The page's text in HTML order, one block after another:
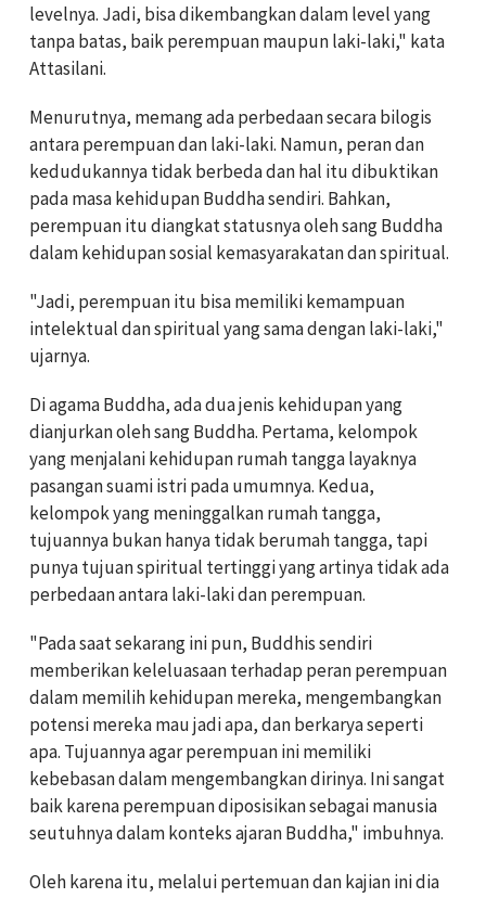
levelnya. Jadi, bisa dikembangkan dalam level yang
tanpa batas, baik perempuan maupun laki-laki," kata
Attasilani.
Menurutnya, memang ada perbedaan secara bilogis
antara perempuan dan laki-laki. Namun, peran dan
kedudukannya tidak berbeda dan hal itu dibuktikan
pada masa kehidupan Buddha sendiri. Bahkan,
perempuan itu diangkat statusnya oleh sang Buddha
dalam kehidupan sosial kemasyarakatan dan spiritual.
"Jadi, perempuan itu bisa memiliki kemampuan
intelektual dan spiritual yang sama dengan laki-laki,"
ujarnya.
Di agama Buddha, ada dua jenis kehidupan yang
dianjurkan oleh sang Buddha. Pertama, kelompok
yang menjalani kehidupan rumah tangga layaknya
pasangan suami istri pada umumnya. Kedua,
kelompok yang meninggalkan rumah tangga,
tujuannya bukan hanya tidak berumah tangga, tapi
punya tujuan spiritual tertinggi yang artinya tidak ada
perbedaan antara laki-laki dan perempuan.
"Pada saat sekarang ini pun, Buddhis sendiri
memberikan keleluasaan terhadap peran perempuan
dalam memilih kehidupan mereka, mengembangkan
potensi mereka mau jadi apa, dan berkarya seperti
apa. Tujuannya agar perempuan ini memiliki
kebebasan dalam mengembangkan dirinya. Ini sangat
baik karena perempuan diposisikan sebagai manusia
seutuhnya dalam konteks ajaran Buddha," imbuhnya.
Oleh karena itu, melalui pertemuan dan kajian ini dia